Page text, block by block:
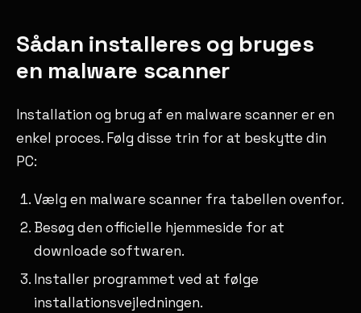
Sådan installeres og bruges
en malware scanner
Installation og brug af en malware scanner er en
enkel proces. Følg disse trin for at beskytte din
PC:
Vælg en malware scanner fra tabellen ovenfor.
Besøg den officielle hjemmeside for at
downloade softwaren.
Installer programmet ved at følge
installationsvejledningen.